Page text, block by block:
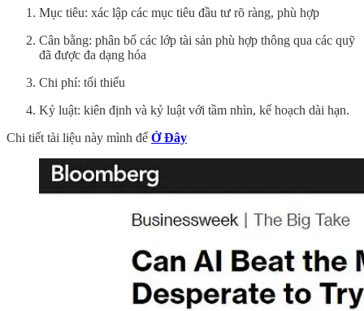
Mục tiêu: xác lập các mục tiêu đầu tư rõ ràng, phù hợp
Cân bằng: phân bổ các lớp tài sản phù hợp thông qua các quỹ
đã được đa dạng hóa
Chi phí: tối thiểu
Kỷ luật: kiên định và kỷ luật với tầm nhìn, kế hoạch dài hạn.
Chi tiết tài liệu này mình để Ở Đây